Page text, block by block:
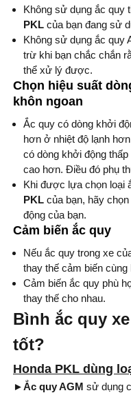
Không sử dụng ắc quy
PKL của bạn đang sử
Không sử dụng ắc quy
trừ khi bạn chắc chắn
thể xử lý được.
Chọn hiệu suất
khôn ngoan
Ắc quy có dòng khởi
hơn ở nhiệt độ lạnh
có dòng khởi động
cao hơn. Điều đó phụ
Khi được lựa chọn loại
PKL của bạn, hãy
động của bạn.
Cảm biến ắc quy
Nếu ắc quy trong xe
thay thế cảm biến cùng
Cảm biến ắc quy phù
thay thế cho nhau.
Bình ắc quy
tốt?
Honda PKL dùng
►Ắc quy AGM sử dụng